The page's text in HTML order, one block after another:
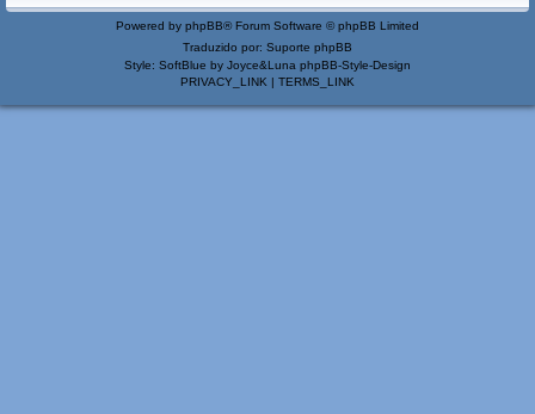
Powered by phpBB® Forum Software © phpBB Limited
Traduzido por: Suporte phpBB
Style: SoftBlue by Joyce&Luna phpBB-Style-Design
PRIVACY_LINK | TERMS_LINK